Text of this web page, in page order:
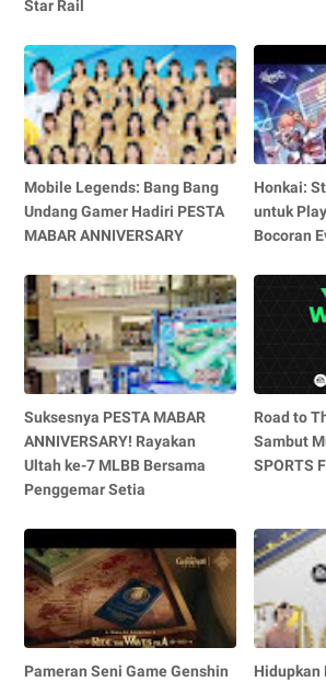
Star Rail
Mobile Legends: Bang Bang
Undang Gamer Hadiri PESTA
MABAR ANNIVERSARY
Honkai:
untuk
Bocoran
Suksesnya PESTA MABAR
ANNIVERSARY! Rayakan
Ultah ke-7 MLBB Bersama
Penggemar Setia
Road to
Sambut
SPORTS
Pameran Seni Game Genshin Hidupkan